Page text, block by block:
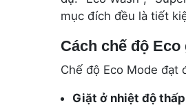
mục đích đều là tiết
Cách chế độ
Chế độ Eco Mode đạt
Giặt ở nhiệt độ